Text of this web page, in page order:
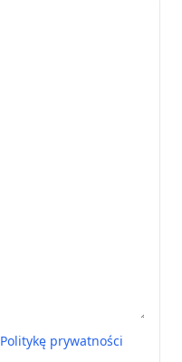
Politykę prywatności